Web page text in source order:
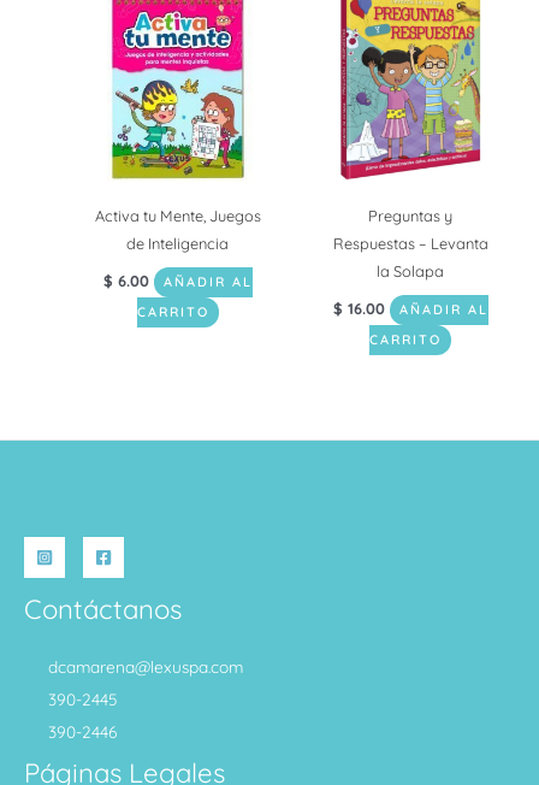
Activa tu Mente, Juegos
de Inteligencia
$ 6.00
AÑADIR AL
CARRITO
Preguntas y
Respuestas – Levanta
la Solapa
$ 16.00
AÑADIR AL
CARRITO
Contáctanos
dcamarena@lexuspa.com
390-2445
390-2446
Páginas Legales